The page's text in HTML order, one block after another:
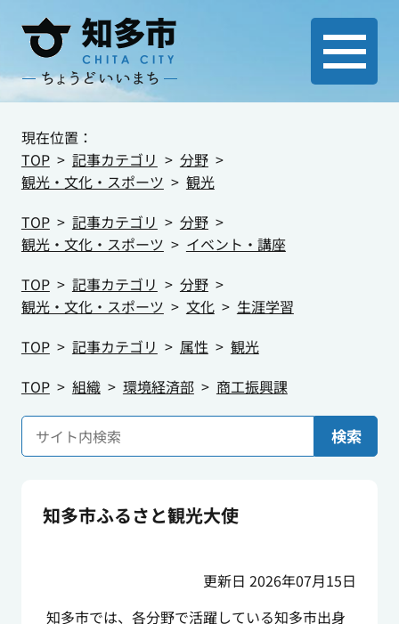
現在位置：
TOP
記事カテゴリ
分野
観光・文化・スポーツ
観光
TOP
記事カテゴリ
分野
観光・文化・スポーツ
イベント・講座
TOP
記事カテゴリ
分野
観光・文化・スポーツ
文化
生涯学習
TOP
記事カテゴリ 属性
観光
TOP
組織 環境経済部 商工振興課
検索
知多市ふるさと観光大使
更新日 2026年07月15日
知多市では、各分野で活躍している知多市出身